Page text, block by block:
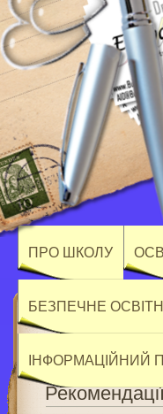
ПРО ШКОЛУ
БЕЗПЕЧНЕ
ІНФОРМАЦІЙНИЙ